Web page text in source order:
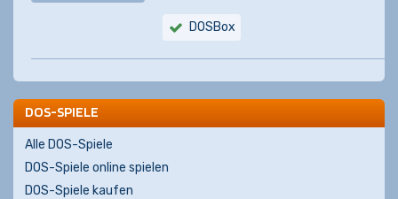
DOSBox
DOS-SPIELE
Alle DOS-Spiele
DOS-Spiele online spielen
DOS-Spiele kaufen